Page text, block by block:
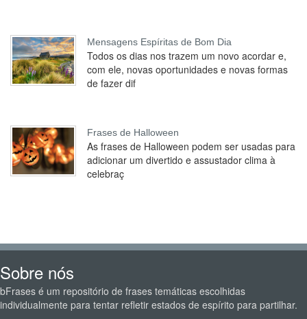
Mensagens Espíritas de Bom Dia
Todos os dias nos trazem um novo acordar e,
com ele, novas oportunidades e novas formas
de fazer dif
Frases de Halloween
As frases de Halloween podem ser usadas para
adicionar um divertido e assustador clima à
celebraç
Sobre nós
bFrases é um repositório de frases temáticas escolhidas
individualmente para tentar refletir estados de espírito para partilhar.